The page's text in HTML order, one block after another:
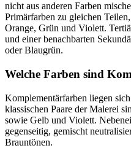
nicht aus anderen Farben
Primärfarben zu gleichen
Orange, Grün und Violett.
und einer benachbarten
oder Blaugrün.
Welche Farben sind
Komplementärfarben liegen
klassischen Paare der Malerei
sowie Gelb und Violett.
gegenseitig, gemischt
Brauntönen.